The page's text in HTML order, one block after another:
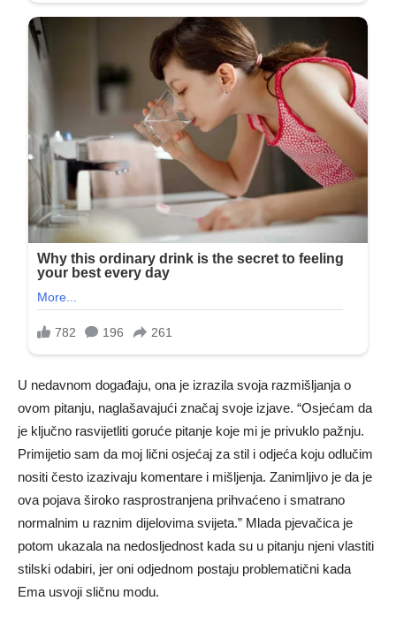
U nedavnom događaju, ona je izrazila svoja razmišljanja o
ovom pitanju, naglašavajući značaj svoje izjave. “Osjećam da
je ključno rasvijetliti goruće pitanje koje mi je privuklo pažnju.
Primijetio sam da moj lični osjećaj za stil i odjeća koju odlučim
nositi često izazivaju komentare i mišljenja. Zanimljivo je da je
ova pojava široko rasprostranjena prihvaćeno i smatrano
normalnim u raznim dijelovima svijeta.” Mlada pjevačica je
potom ukazala na nedosljednost kada su u pitanju njeni vlastiti
stilski odabiri, jer oni odjednom postaju problematični kada
Ema usvoji sličnu modu.